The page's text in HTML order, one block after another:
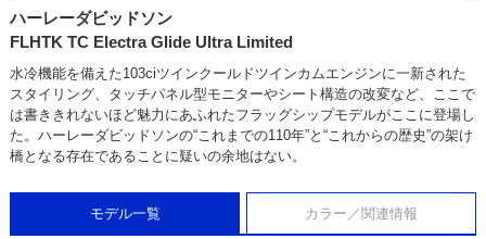
ハーレーダビッドソン
FLHTK TC Electra Glide Ultra Limited
水冷機能を備えた103ciツインクールドツインカムエンジンに一新された
スタイリング、タッチパネル型モニターやシート構造の改変など、ここで
は書ききれないほど魅力にあふれたフラッグシップモデルがここに登場し
た。ハーレーダビッドソンの“これまでの110年”と“これからの歴史”の架け
橋となる存在であることに疑いの余地はない。
モデル一覧 カラー／関連情報